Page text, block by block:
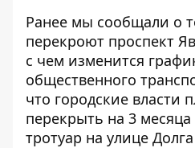
Ранее мы сообщали о
перекроют проспект
с чем изменится
общественного
что городские власти
перекрыть на 3
тротуар на улице